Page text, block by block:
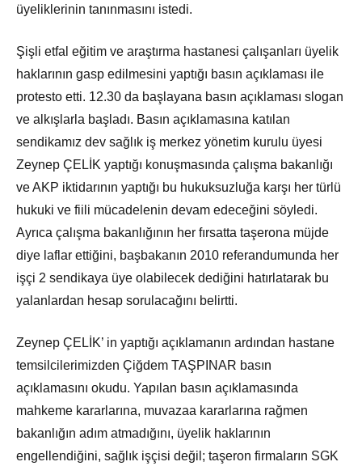
üyeliklerinin tanınmasını istedi.
Şişli etfal eğitim ve araştırma hastanesi çalışanları üyelik
haklarının gasp edilmesini yaptığı basın açıklaması ile
protesto etti. 12.30 da başlayana basın açıklaması slogan
ve alkışlarla başladı. Basın açıklamasına katılan
sendikamız dev sağlık iş merkez yönetim kurulu üyesi
Zeynep ÇELİK yaptığı konuşmasında çalışma bakanlığı
ve AKP iktidarının yaptığı bu hukuksuzluğa karşı her türlü
hukuki ve fiili mücadelenin devam edeceğini söyledi.
Ayrıca çalışma bakanlığının her fırsatta taşerona müjde
diye laflar ettiğini, başbakanın 2010 referandumunda her
işçi 2 sendikaya üye olabilecek dediğini hatırlatarak bu
yalanlardan hesap sorulacağını belirtti.
Zeynep ÇELİK’ in yaptığı açıklamanın ardından hastane
temsilcilerimizden Çiğdem TAŞPINAR basın
açıklamasını okudu. Yapılan basın açıklamasında
mahkeme kararlarına, muvazaa kararlarına rağmen
bakanlığın adım atmadığını, üyelik haklarının
engellendiğini, sağlık işçisi değil; taşeron firmaların SGK